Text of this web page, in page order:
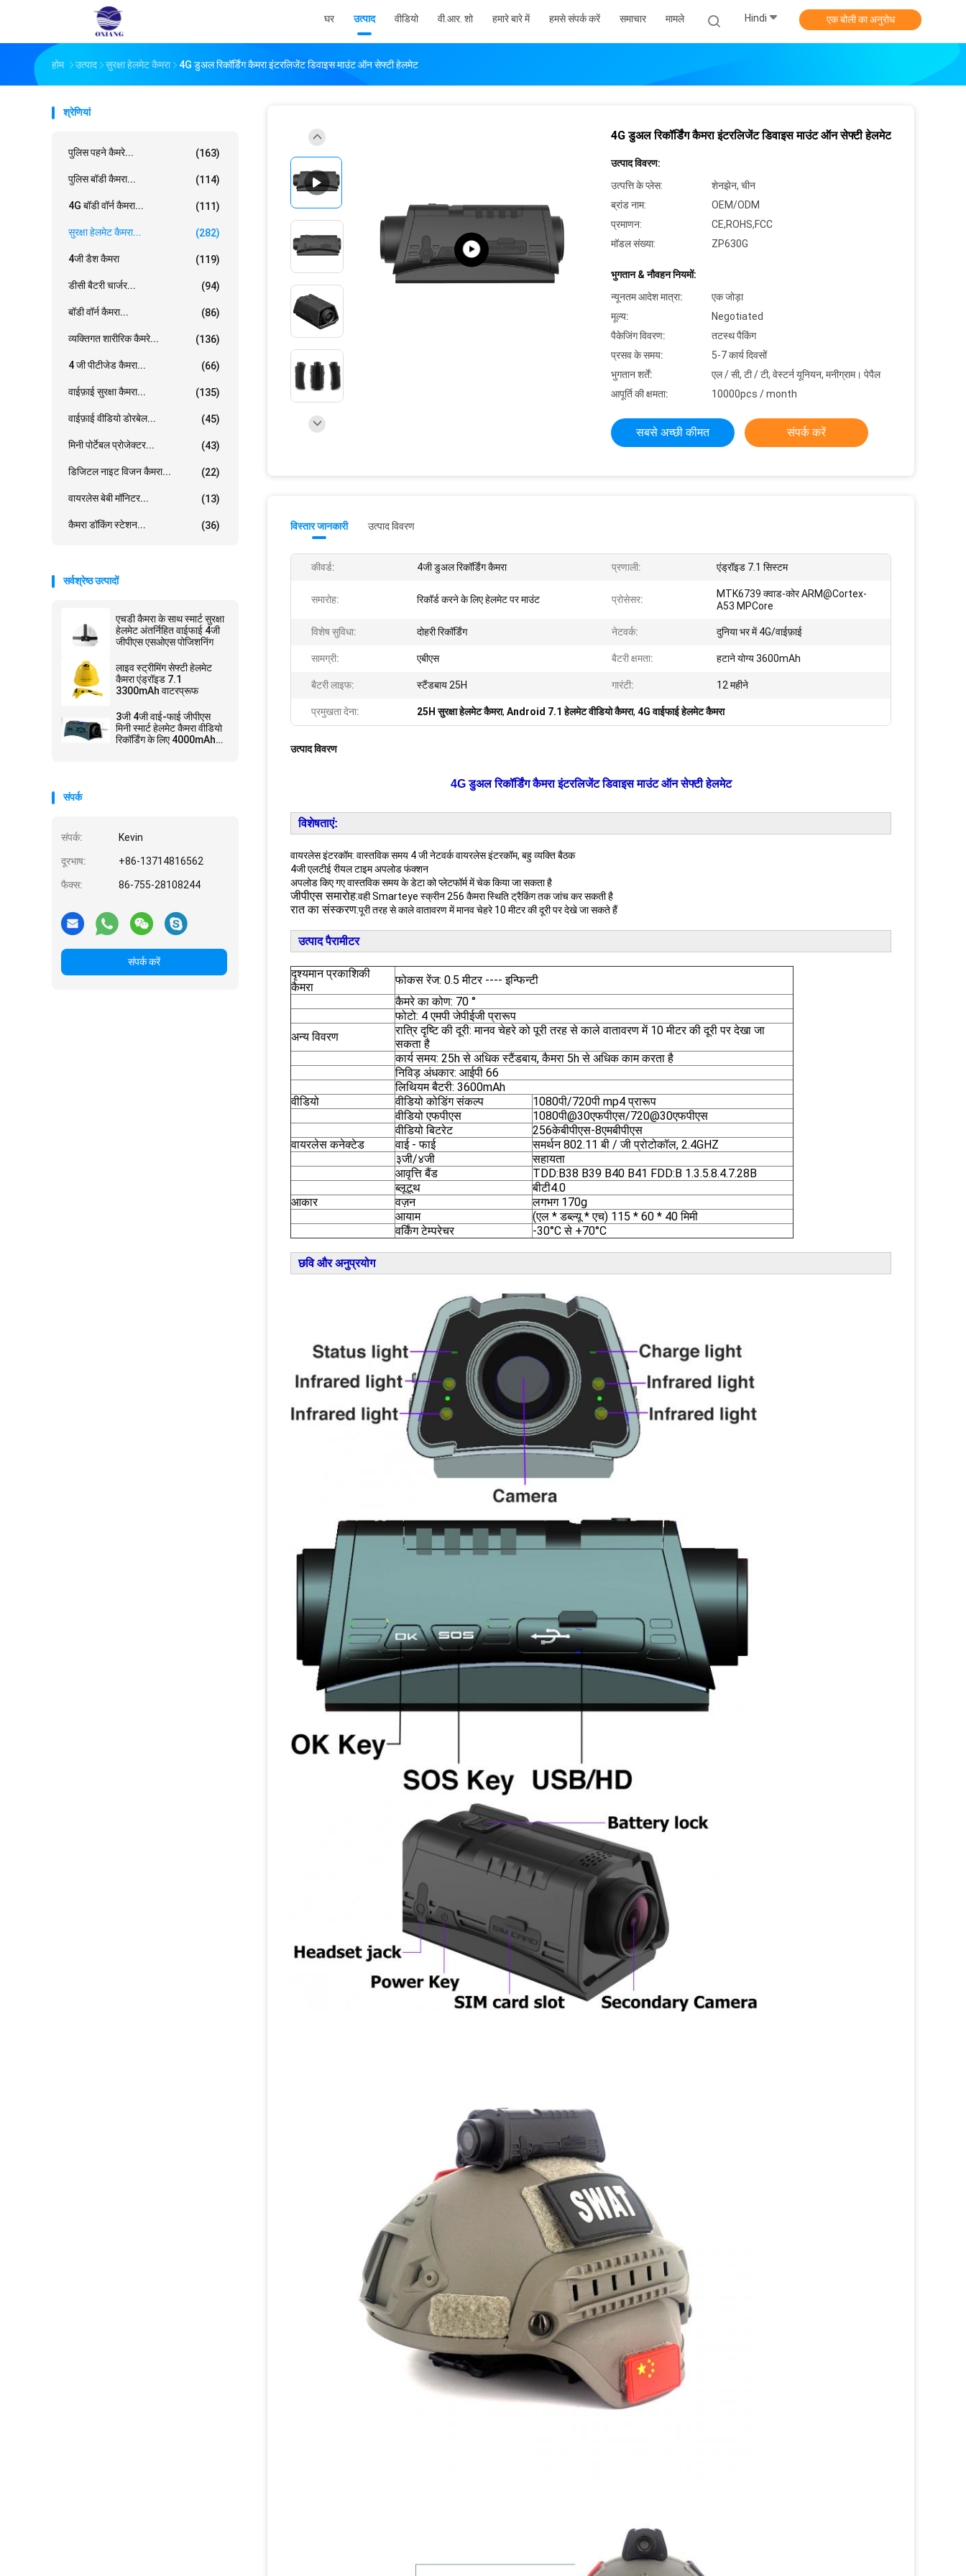
घर उत्पाद वीडियो वी.आर. शो हमारे बारे में हमसे संपर्क करें समाचार मामले Hindi एक बोली का अनुरोध
होम उत्पाद सुरक्षा हेलमेट कैमरा 4G डुअल रिकॉर्डिंग कैमरा इंटरलिजेंट डिवाइस माउंट ऑन सेफ्टी हेलमेट
श्रेणियां
पुलिस पहने कैमरे... (163)
पुलिस बॉडी कैमरा... (114)
4G बॉडी वॉर्न कैमरा... (111)
सुरक्षा हेलमेट कैमरा... (282)
4जी डैश कैमरा (119)
डीसी बैटरी चार्जर... (94)
बॉडी वॉर्न कैमरा... (86)
व्यक्तिगत शारीरिक कैमरे... (136)
4 जी पीटीजेड कैमरा... (66)
वाईफ़ाई सुरक्षा कैमरा... (135)
वाईफ़ाई वीडियो डोरबेल... (45)
मिनी पोर्टेबल प्रोजेक्टर... (43)
डिजिटल नाइट विजन कैमरा... (22)
वायरलेस बेबी मॉनिटर... (13)
कैमरा डॉकिंग स्टेशन... (36)
सर्वश्रेष्ठ उत्पादों
एचडी कैमरा के साथ स्मार्ट सुरक्षा
हेलमेट अंतर्निहित वाईफाई 4जी
जीपीएस एसओएस पोजिशनिंग
लाइव स्ट्रीमिंग सेफ्टी हेलमेट
कैमरा एंड्रॉइड 7.1
3300mAh वाटरप्रूफ
3जी 4जी वाई-फाई जीपीएस
मिनी स्मार्ट हेलमेट कैमरा वीडियो
रिकॉर्डिंग के लिए 4000mAh
संपर्क
संपर्क: Kevin
दूरभाष: +86-13714816562
फैक्स: 86-755-28108244
संपर्क करें
4G डुअल रिकॉर्डिंग कैमरा इंटरलिजेंट डिवाइस माउंट ऑन सेफ्टी हेलमेट
उत्पाद विवरण:
उत्पत्ति के प्लेस:
शेनझेन, चीन
ब्रांड नाम:
OEM/ODM
प्रमाणन:
CE,ROHS,FCC
मॉडल संख्या:
ZP630G
भुगतान & नौवहन नियमों:
न्यूनतम आदेश मात्रा:
एक जोड़ा
मूल्य:
Negotiated
पैकेजिंग विवरण:
तटस्थ पैकिंग
प्रसव के समय:
5-7 कार्य दिवसों
भुगतान शर्तें:
एल / सी, टी / टी, वेस्टर्न यूनियन, मनीग्राम। पेपैल
आपूर्ति की क्षमता:
10000pcs / month
सबसे अच्छी कीमत संपर्क करें
विस्तार जानकारी उत्पाद विवरण
कीवर्ड: 4जी डुअल रिकॉर्डिंग कैमरा प्रणाली: एंड्रॉइड 7.1 सिस्टम
समारोह: रिकॉर्ड करने के लिए हेलमेट पर माउंट प्रोसेसर:
MTK6739 क्वाड-कोर ARM@Cortex-
A53 MPCore
विशेष सुविधा: दोहरी रिकॉर्डिंग नेटवर्क: दुनिया भर में 4G/वाईफ़ाई
सामग्री: एबीएस बैटरी क्षमता: हटाने योग्य 3600mAh
बैटरी लाइफ: स्टैंडबाय 25H गारंटी: 12 महीने
प्रमुखता देना: 25H सुरक्षा हेलमेट कैमरा, Android 7.1 हेलमेट वीडियो कैमरा, 4G वाईफाई हेलमेट कैमरा
उत्पाद विवरण
4G डुअल रिकॉर्डिंग कैमरा इंटरलिजेंट डिवाइस माउंट ऑन सेफ्टी हेलमेट
विशेषताएं:
वायरलेस इंटरकॉम: वास्तविक समय 4 जी नेटवर्क वायरलेस इंटरकॉम, बहु व्यक्ति बैठक
4जी एलटीई रीयल टाइम अपलोड फंक्शन
अपलोड किए गए वास्तविक समय के डेटा को प्लेटफॉर्म में चेक किया जा सकता है
जीपीएस समारोह:वही Smarteye स्क्रीन 256 कैमरा स्थिति ट्रैकिंग तक जांच कर सकती है
रात का संस्करण:पूरी तरह से काले वातावरण में मानव चेहरे 10 मीटर की दूरी पर देखे जा सकते हैं
उत्पाद पैरामीटर
दृश्यमान प्रकाशिकी
कैमरा
फोकस रेंज: 0.5 मीटर ---- इन्फिन्टी
कैमरे का कोण: 70 °
फोटो: 4 एमपी जेपीईजी प्रारूप
अन्य विवरण
रात्रि दृष्टि की दूरी: मानव चेहरे को पूरी तरह से काले वातावरण में 10 मीटर की दूरी पर देखा जा
सकता है
कार्य समय: 25h से अधिक स्टैंडबाय, कैमरा 5h से अधिक काम करता है
निविड़ अंधकार: आईपी 66
लिथियम बैटरी: 3600mAh
वीडियो
वीडियो कोडिंग संकल्प
1080पी/720पी mp4 प्रारूप
वीडियो एफपीएस
1080पी@30एफपीएस/720@30एफपीएस
वीडियो बिटरेट
256केबीपीएस-8एमबीपीएस
वायरलेस कनेक्टेड
वाई - फाई
समर्थन 802.11 बी / जी प्रोटोकॉल, 2.4GHZ
३जी/४जी
सहायता
आवृत्ति बैंड
TDD:B38 B39 B40 B41 FDD:B 1.3.5.8.4.7.28B
ब्लूटूथ
बीटी4.0
आकार
वज़न
लगभग 170g
आयाम
(एल * डब्ल्यू * एच) 115 * 60 * 40 मिमी
वर्किंग टेम्परेचर
-30°C से +70°C
छवि और अनुप्रयोग